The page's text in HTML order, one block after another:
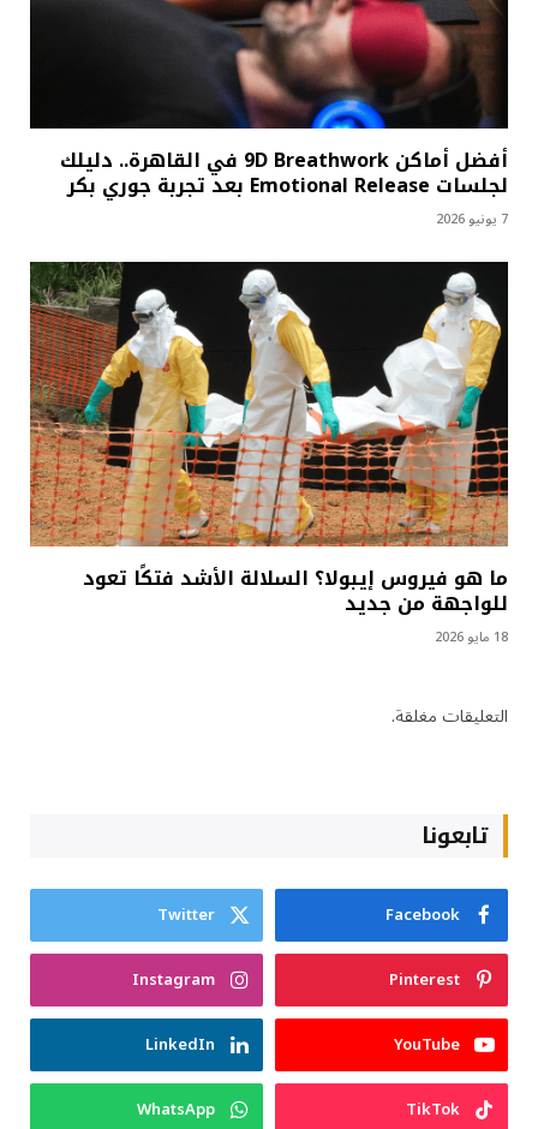
أفضل أماكن 9D Breathwork في القاهرة.. دليلك
لجلسات Emotional Release بعد تجربة جوري بكر
7 يونيو 2026
ما هو فيروس إيبولا؟ السلالة الأشد فتكًا تعود
للواجهة من جديد
18 مايو 2026
التعليقات مغلقة.
تابعونا
Facebook
Twitter
Pinterest
Instagram
YouTube
LinkedIn
TikTok
WhatsApp